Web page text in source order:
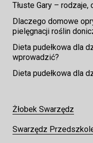
Tłuste Gary –
Dlaczego domowe
pielęgnacji roślin
Dieta pudełkowa dla
wprowadzić?
Dieta pudełkowa dla
Żłobek Swarzędz
Swarzędz